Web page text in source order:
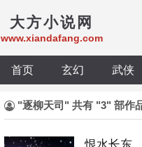
大方小说网
www.xiandafang.com
首页 玄幻 武侠
"逐柳天司" 共有 "3" 部作